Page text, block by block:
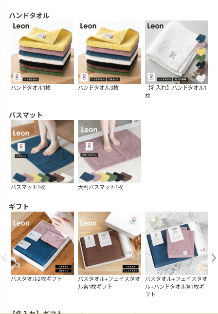
ハンドタオル
ハンドタオル1枚 ハンドタオル3枚
【名入れ】ハンドタオル1
枚
バスマット
バスマット1枚 大判バスマット1枚
ギフト
バスタオル2枚ギフト
バスタオル+フェイスタオ
ル各1枚ギフト
バスタオル+フェイスタオ
ル+ハンドタオル各1枚ギ
フト